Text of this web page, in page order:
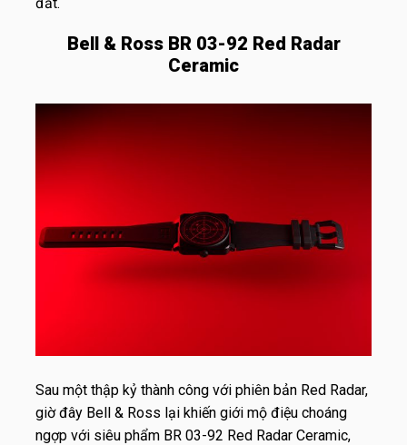
đất.
Bell & Ross BR 03-92 Red Radar
Ceramic
Sau một thập kỷ thành công với phiên bản Red Radar,
giờ đây Bell & Ross lại khiến giới mộ điệu choáng
ngợp với siêu phẩm BR 03-92 Red Radar Ceramic,